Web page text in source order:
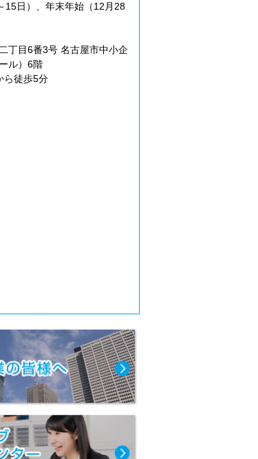
15日）、年末年始（12月28
丁目6番3号 名古屋市中小企
ル）6階
ら徒歩5分